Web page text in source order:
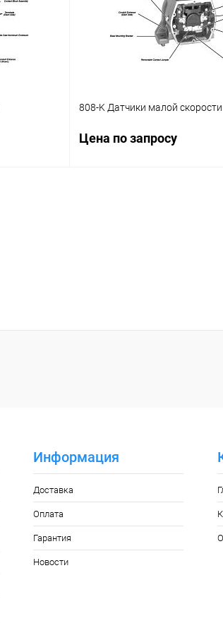
808-K Датчики малой скорости
Цена по запросу
Информация
Доставка
Оплата
Гарантия
Новости